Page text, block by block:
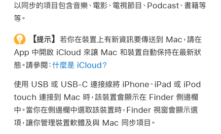
以同步的項目包含音樂、電影、電視節目、Podcast、書籍等
等。
【提示】 若你在裝置上有新資訊要傳送到 Mac，請在
App 中開啟 iCloud 來讓 Mac 和裝置自動保持在最新狀
態。請參閱：什麼是 iCloud？
使用 USB 或 USB-C 連接線將 iPhone、iPad 或 iPod
touch 連接到 Mac 時，該裝置會顯示在 Finder 側邊欄
中。當你在側邊欄中選取該裝置時，Finder 視窗會顯示選
項，讓你管理裝置軟體及與 Mac 同步項目。